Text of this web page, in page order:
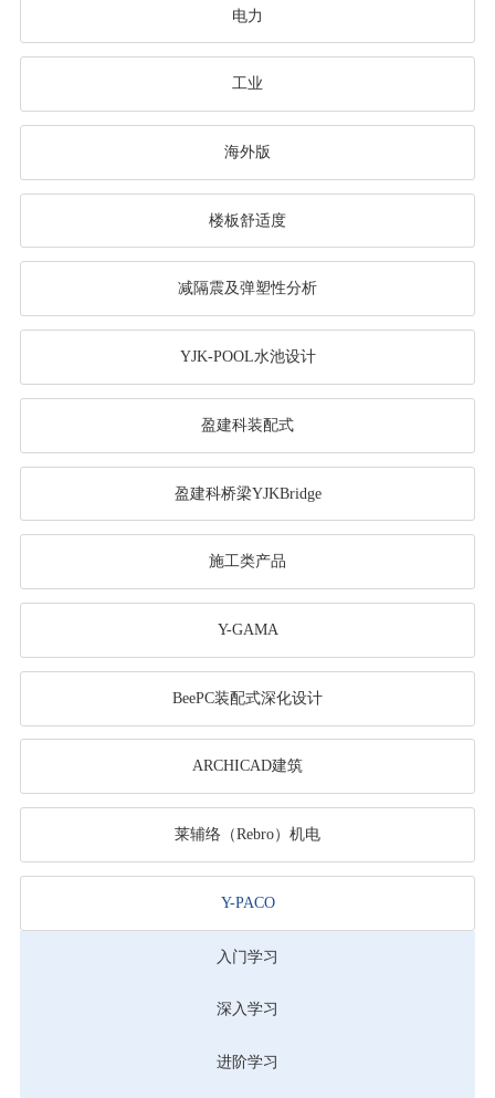
电力
工业
海外版
楼板舒适度
减隔震及弹塑性分析
YJK-POOL水池设计
盈建科装配式
盈建科桥梁YJKBridge
施工类产品
Y-GAMA
BeePC装配式深化设计
ARCHICAD建筑
莱辅络（Rebro）机电
Y-PACO
入门学习
深入学习
进阶学习